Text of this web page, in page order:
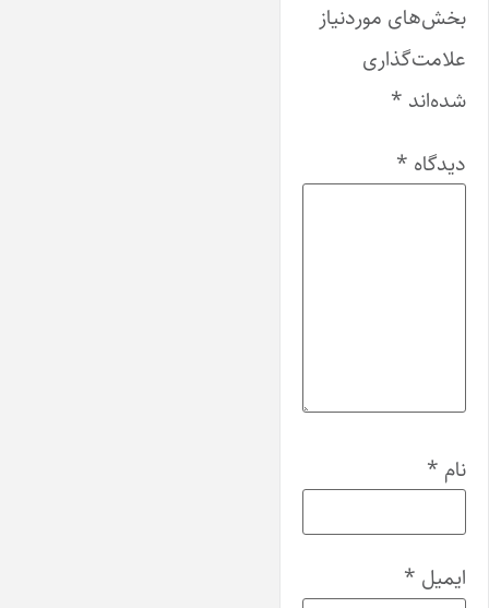
بخش‌های موردنیاز
علامت‌گذاری
شده‌اند *
دیدگاه *
نام *
ایمیل *